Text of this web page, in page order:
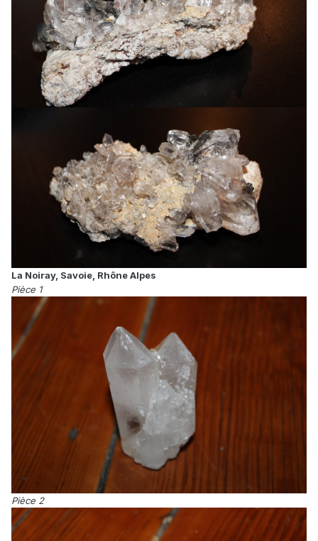
La Noiray, Savoie, Rhône Alpes
Pièce 1
Pièce 2